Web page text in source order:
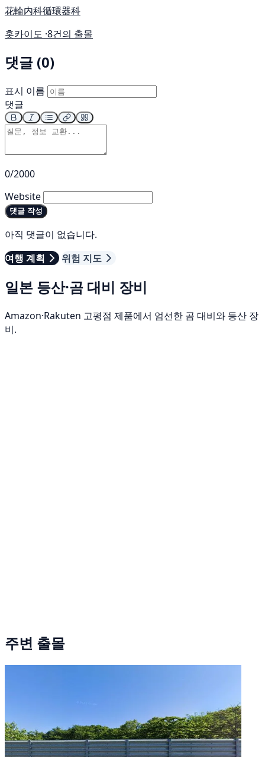
花輪内科循環器科
홋카이도 ·8건의 출몰
댓글 (0)
표시 이름
댓글
0/2000
Website
댓글 작성
아직 댓글이 없습니다.
여행 계획
위험 지도
일본 등산·곰 대비 장비
Amazon·Rakuten 고평점 제품에서 엄선한 곰 대비와 등산 장
비.
주변 출몰